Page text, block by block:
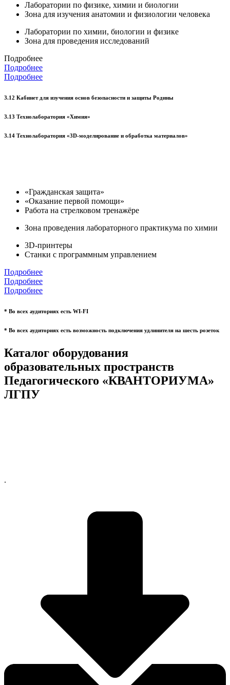
Лаборатории по физике, химии и биологии
Зона для изучения анатомии и физиологии человека
Лаборатории по химии, биологии и физике
Зона для проведения исследований
Подробнее
Подробнее
Подробнее
3.12 Кабинет для изучения основ безопасности и защиты Родины
3.13 Технолаборатория «Химия»
3.14 Технолаборатория «3D-моделирование и обработка материалов»
«Гражданская защита»
«Оказание первой помощи»
Работа на стрелковом тренажёре
Зона проведения лабораторного практикума по химии
3D-принтеры
Станки с программным управлением
Подробнее
Подробнее
Подробнее
* Во всех аудиториях есть WI-FI
* Во всех аудиториях есть возможность подключения удлинителя на шесть розеток
Каталог оборудования
образовательных пространств
Педагогического «КВАНТОРИУМА»
ЛГПУ
.